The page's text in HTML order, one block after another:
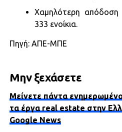
Χαμηλότερη
333 ενοίκια.
Πηγή: ΑΠΕ-ΜΠΕ
Μην ξεχάσετε
Μείνετε πάντα
τα έργα real estate στην
Google News